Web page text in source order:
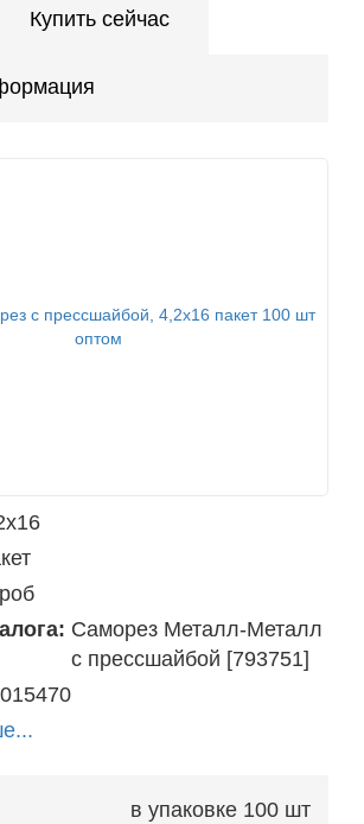
Купить сейчас
Саморез Металл-Металл
с прессшайбой [793751]
в упаковке 100 шт